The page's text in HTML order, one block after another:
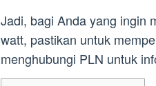
Jadi, bagi Anda yang ingin
watt, pastikan untuk
menghubungi PLN untuk